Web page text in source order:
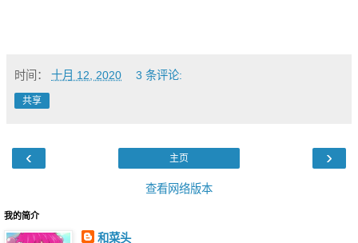
时间： 十月 12, 2020 3 条评论:
共享
‹ ›
主页
查看网络版本
我的简介
和菜头